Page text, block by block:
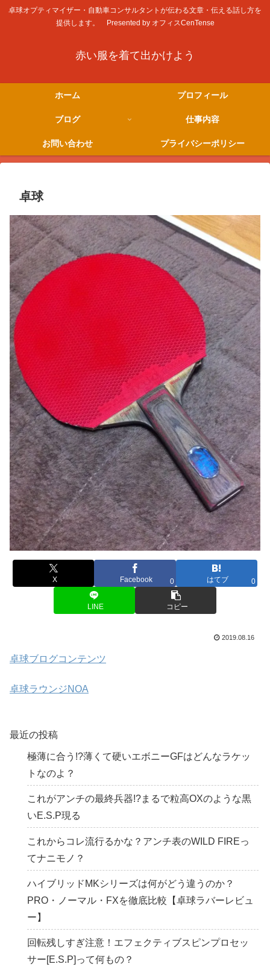
卓球オプティマイザー・自動車コンサルタントが伝わる文章・伝える話し方を
提供します。 Presented by オフィスCenTense
赤い服を着て出かけよう
ホーム プロフィール
ブログ 仕事内容
お問い合わせ プライバシーポリシー
卓球
X Facebook 0 はてブ 0
LINE コピー
2019.08.16
卓球ブログコンテンツ
卓球ラウンジNOA
最近の投稿
極薄に合う!?薄くて硬いエボニーGFはどんなラケッ
トなのよ？
これがアンチの最終兵器!?まるで粒高OXのような黒
いE.S.P現る
これからコレ流行るかな？アンチ表のWILD FIREっ
てナニモノ？
ハイブリッドMKシリーズは何がどう違うのか？
PRO・ノーマル・FXを徹底比較【卓球ラバーレビュ
ー】
回転残しすぎ注意！エフェクティブスピンプロセッ
サー[E.S.P]って何もの？